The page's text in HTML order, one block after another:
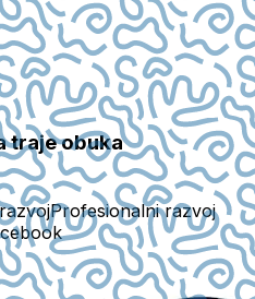
traje obuka
Profesionalni razvoj